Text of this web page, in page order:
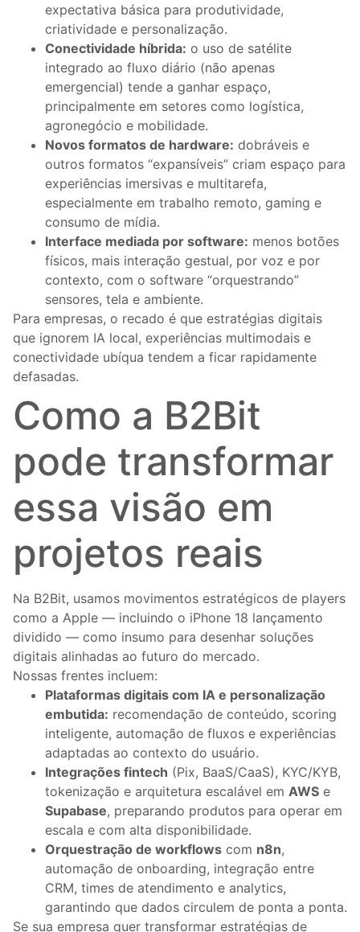
expectativa básica para produtividade,
criatividade e personalização.
Conectividade híbrida: o uso de satélite
integrado ao fluxo diário (não apenas
emergencial) tende a ganhar espaço,
principalmente em setores como logística,
agronegócio e mobilidade.
Novos formatos de hardware: dobráveis e
outros formatos “expansíveis” criam espaço para
experiências imersivas e multitarefa,
especialmente em trabalho remoto, gaming e
consumo de mídia.
Interface mediada por software: menos botões
físicos, mais interação gestual, por voz e por
contexto, com o software “orquestrando”
sensores, tela e ambiente.
Para empresas, o recado é que estratégias digitais
que ignorem IA local, experiências multimodais e
conectividade ubíqua tendem a ficar rapidamente
defasadas.
Como a B2Bit
pode transformar
essa visão em
projetos reais
Na B2Bit, usamos movimentos estratégicos de players
como a Apple — incluindo o iPhone 18 lançamento
dividido — como insumo para desenhar soluções
digitais alinhadas ao futuro do mercado.
Nossas frentes incluem:
Plataformas digitais com IA e personalização
embutida: recomendação de conteúdo, scoring
inteligente, automação de fluxos e experiências
adaptadas ao contexto do usuário.
Integrações fintech (Pix, BaaS/CaaS), KYC/KYB,
tokenização e arquitetura escalável em AWS e
Supabase, preparando produtos para operar em
escala e com alta disponibilidade.
Orquestração de workflows com n8n,
automação de onboarding, integração entre
CRM, times de atendimento e analytics,
garantindo que dados circulem de ponta a ponta.
Se sua empresa quer transformar estratégias de